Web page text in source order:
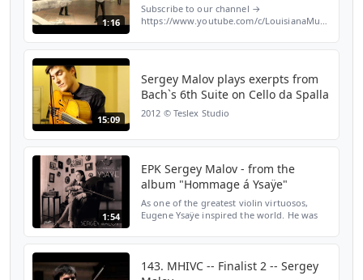
1:16
Subscribe to our channel →
https://www.youtube.com/c/LouisianaMusicVideos
15:09
Sergey Malov plays exerpts from
Bach`s 6th Suite on Cello da Spalla
2012 © Teslex Studio
1:54
EPK Sergey Malov - from the
album "Hommage á Ysaÿe"
As one of the greatest violin virtuosos,
Eugene Ysaÿe inspired the world. He was
143. MHIVC -- Finalist 2 -- Sergey